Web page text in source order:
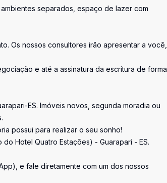
separados, espaço de lazer com
Os nossos consultores irão apresentar a você,
e até a assinatura da escritura de forma
ES. Imóveis novos, segunda moradia ou
possui para realizar o seu sonho!
Hotel Quatro Estações) - Guarapari - ES.
e fale diretamente com um dos nossos